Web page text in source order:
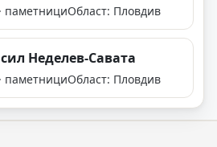
паметнициОбласт: Пловдив
Неделев-Савата
паметнициОбласт: Пловдив